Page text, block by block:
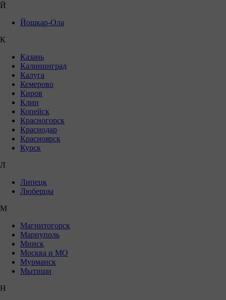
Й
Йошкар-Ола
К
Казань
Калининград
Калуга
Кемерово
Киров
Клин
Копейск
Красногорск
Краснодар
Красноярск
Курск
Л
Липецк
Люберцы
М
Магнитогорск
Мариуполь
Минск
Москва и МО
Мурманск
Мытищи
Н